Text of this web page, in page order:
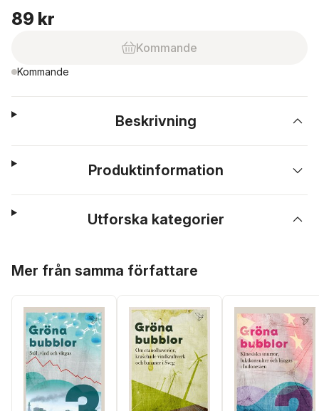
89 kr
Kommande
Kommande
Beskrivning
Produktinformation
Utforska kategorier
Mer från samma författare